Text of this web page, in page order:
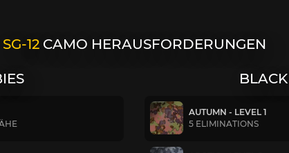
SG-12CAMO HERAUSFORDERUNGEN
AUTUMN - LEVEL 1
5 ELIMINATIONS